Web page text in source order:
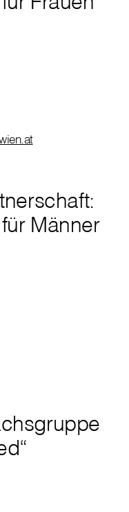
Männer